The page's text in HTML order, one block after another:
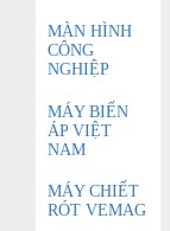
MÀN HÌNH
CÔNG
NGHIỆP
MÁY BIẾN
ÁP VIỆT
NAM
MÁY CHIẾT
RÓT VEMAG